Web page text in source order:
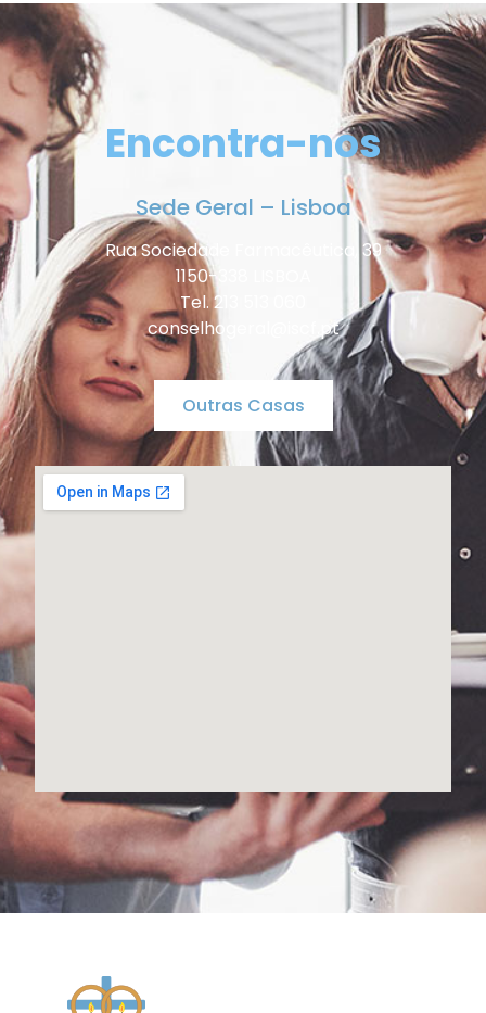
Encontra-nos
Sede Geral – Lisboa
Rua Sociedade Farmacêutica, 39
1150-338 LISBOA
Tel. 213 513 060
conselhogeral@iscf.pt
Outras Casas